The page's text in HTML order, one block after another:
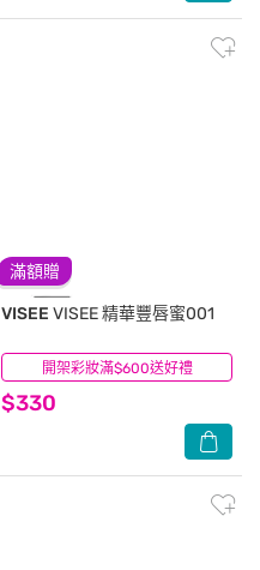
滿額贈
開架彩妝滿$600送好禮
VISEE VISEE 精華豐唇蜜001
$330
(5)